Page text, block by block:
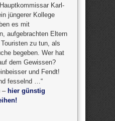
Karl-
jüngerer Kollege
es mit
aufgebrachten Eltern
zu tun, als
begeben. Wer hat
dem Gewissen?
und Fendt!
fesselnd …“
– hier günstig